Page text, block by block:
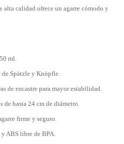
alta calidad ofrece un agarre cómodo y
ml.
Spätzle y Knöpfle.
de encastre para mayor estabilidad.
hasta 24 cm de diámetro.
firme y seguro.
ABS libre de BPA.